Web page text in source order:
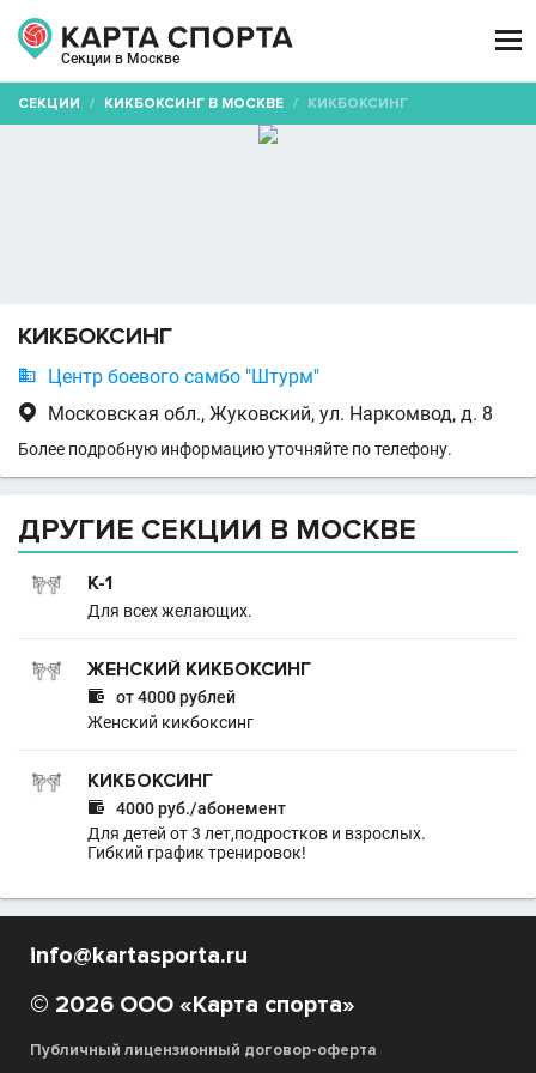
Секции в Москве

СЕКЦИИ / КИКБОКСИНГ В МОСКВЕ / КИКБОКСИНГ
КИКБОКСИНГ
 Центр боевого самбо "Штурм"
 Московская обл., Жуковский, ул. Наркомвод, д. 8
Более подробную информацию уточняйте по телефону.
ДРУГИЕ СЕКЦИИ В МОСКВЕ
К-1
Для всех желающих.
ЖЕНСКИЙ КИКБОКСИНГ

от 4000 рублей
Женский кикбоксинг
КИКБОКСИНГ

4000 руб./абонемент
Для детей от 3 лет,подростков и взрослых.
Гибкий график тренировок!
info@kartasporta.ru
© 2026 ООО «Карта спорта»
Публичный лицензионный договор-оферта